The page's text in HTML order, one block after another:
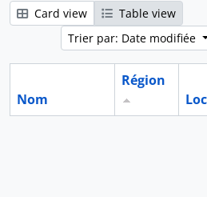
Card view
Table view
Trier par: Date modifiée
Nom
Région